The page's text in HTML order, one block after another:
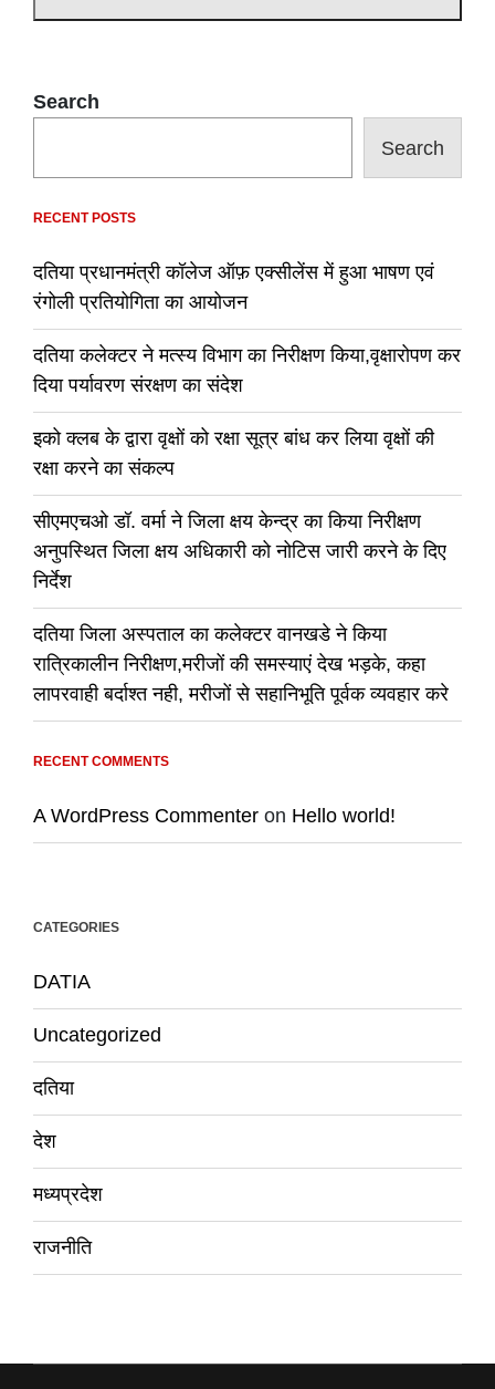
Search
Search
RECENT POSTS
दतिया प्रधानमंत्री कॉलेज ऑफ़ एक्सीलेंस में हुआ भाषण एवं
रंगोली प्रतियोगिता का आयोजन
दतिया कलेक्टर ने मत्स्य विभाग का निरीक्षण किया,वृक्षारोपण कर
दिया पर्यावरण संरक्षण का संदेश
इको क्लब के द्वारा वृक्षों को रक्षा सूत्र बांध कर लिया वृक्षों की
रक्षा करने का संकल्प
सीएमएचओ डॉ. वर्मा ने जिला क्षय केन्द्र का किया निरीक्षण
अनुपस्थित जिला क्षय अधिकारी को नोटिस जारी करने के दिए
निर्देश
दतिया जिला अस्पताल का कलेक्टर वानखडे ने किया
रात्रिकालीन निरीक्षण,मरीजों की समस्याएं देख भड़के, कहा
लापरवाही बर्दाश्त नही, मरीजों से सहानिभूति पूर्वक व्यवहार करे
RECENT COMMENTS
A WordPress Commenter on Hello world!
CATEGORIES
DATIA
Uncategorized
दतिया
देश
मध्यप्रदेश
राजनीति